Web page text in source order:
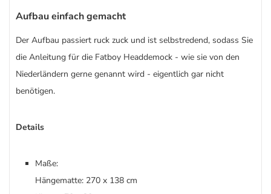
Aufbau einfach gemacht
Der Aufbau passiert ruck zuck und ist selbstredend, sodass Sie
die Anleitung für die Fatboy Headdemock - wie sie von den
Niederländern gerne genannt wird - eigentlich gar nicht
benötigen.
Details
Maße:
Hängematte: 270 x 138 cm